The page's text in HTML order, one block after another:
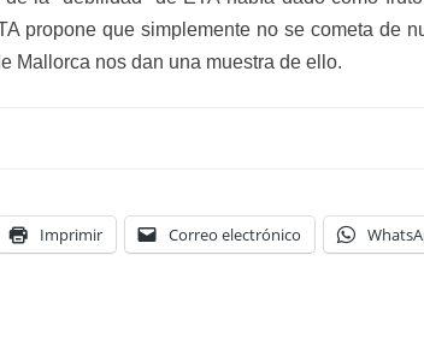
propone que simplemente no se cometa de
Mallorca nos dan una muestra de ello.
Imprimir Correo electrónico